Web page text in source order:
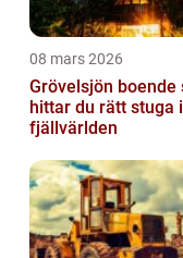
08 mars 2026
Grövelsjön boende så
hittar du rätt stuga i
fjällvärlden